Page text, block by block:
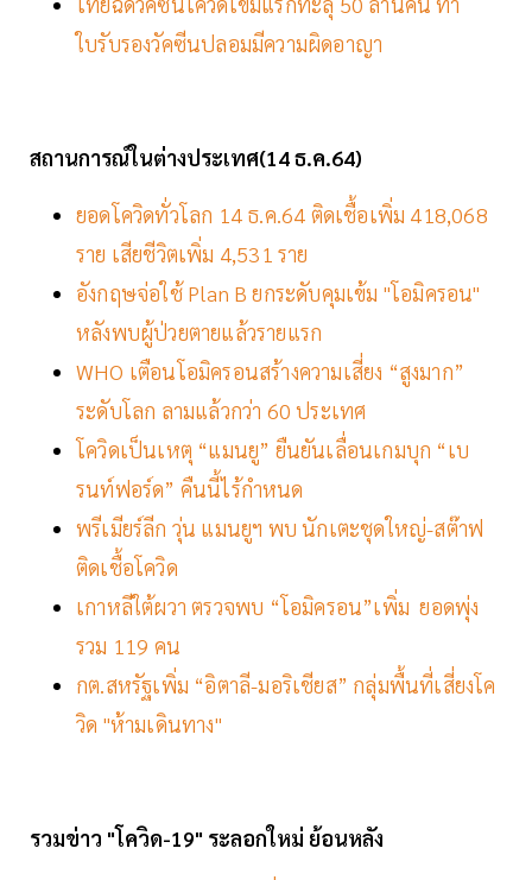
ใบรับรองวัคซีนปลอมมีความผิดอาญา
สถานการณ์ในต่างประเทศ(14ธ.ค.64)
ยอดโควิดทั่วโลก 14 ธ.ค.64 ติดเชื้อเพิ่ม 418,068
ราย เสียชีวิตเพิ่ม 4,531 ราย
อังกฤษจ่อใช้ Plan B ยกระดับคุมเข้ม "โอมิครอน"
หลังพบผู้ป่วยตายแล้วรายแรก
WHO เตือนโอมิครอนสร้างความเสี่ยง “สูงมาก”
ระดับโลก ลามแล้วกว่า 60 ประเทศ
โควิดเป็นเหตุ “แมนยู” ยืนยันเลื่อนเกมบุก “เบ
รนท์ฟอร์ด” คืนนี้ไร้กำหนด
พรีเมียร์ลีก วุ่น แมนยูฯ พบ นักเตะชุดใหญ่-สต๊าฟ
ติดเชื้อโควิด
เกาหลีใต้ผวา ตรวจพบ “โอมิครอน”เพิ่ม ยอดพุ่ง
รวม 119 คน
กต.สหรัฐเพิ่ม “อิตาลี-มอริเชียส” กลุ่มพื้นที่เสี่ยงโค
วิด "ห้ามเดินทาง"
รวมข่าว "โควิด-19" ระลอกใหม่ ย้อนหลัง